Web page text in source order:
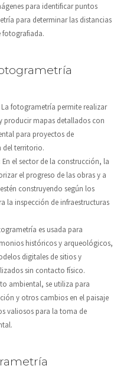
para identificar puntos
para determinar las distancias
fotografiada.
La fotogrametría permite realizar
producir mapas detallados con
para proyectos de
del territorio.
En el sector de la construcción, la
el progreso de las obras y a
construyendo según los
la inspección de infraestructuras
es usada para
históricos y arqueológicos,
digitales de sitios y
sin contacto físico.
ambiental, se utiliza para
y otros cambios en el paisaje
valiosos para la toma de